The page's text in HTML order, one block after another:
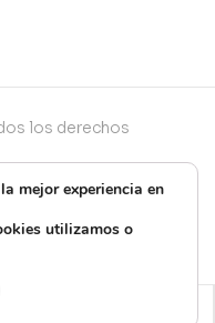
los derechos
mejor experiencia en
utilizamos o
el banner de cookies